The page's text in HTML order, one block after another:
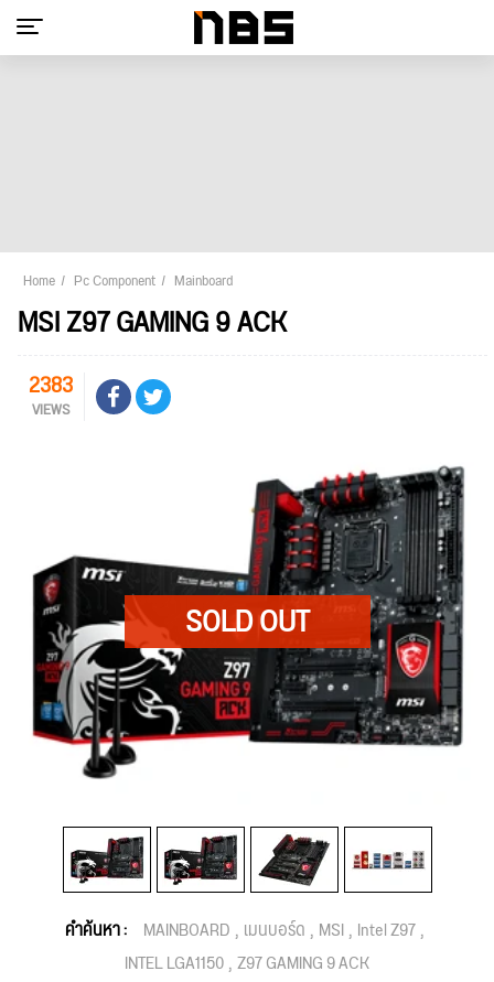
Home Pc Component Mainboard
MSI Z97 GAMING 9 ACK
2383
VIEWS
คำค้นหา : MAINBOARD เมนบอร์ด MSI Intel Z97
INTEL LGA1150 Z97 GAMING 9 ACK